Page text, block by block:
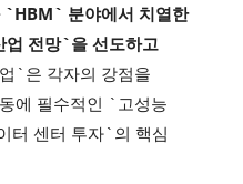
분야에서 치열한
업 전망`을 선도하고
`은 각자의 강점을
에 필수적인 `고성능
터 센터 투자`의 핵심